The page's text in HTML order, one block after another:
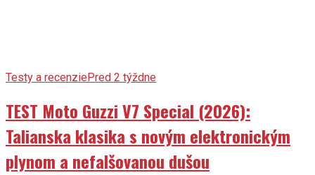
Testy a recenziePred 2 týždne
TEST Moto Guzzi V7 Special (2026):
Talianska klasika s novým elektronickým
plynom a nefalšovanou dušou